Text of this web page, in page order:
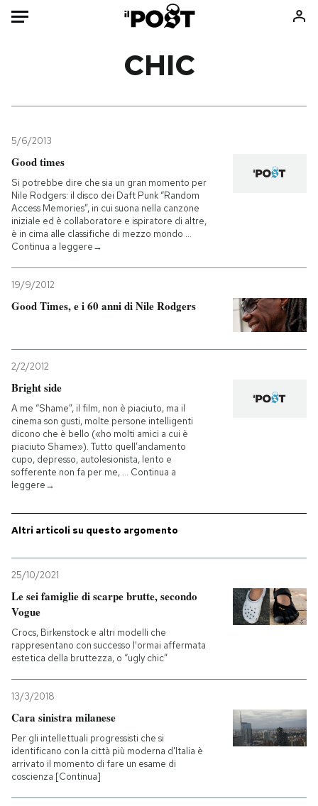
Mondo
Politica
Tecnologia
Internet
Scienza
Cultura
Sport
Storie/Idee
Ok Boomer!
Media
PODCAST
NEWSLETTER
I MIEI PREFERITI
SHOP
CALENDARIO
AREA PERSONALE
CHIC
5/6/2013
Good times
Si potrebbe dire che sia un gran momento per
Nile Rodgers: il disco dei Daft Punk “Random
Access Memories”, in cui suona nella canzone
iniziale ed è collaboratore e ispiratore di altre,
è in cima alle classifiche di mezzo mondo …
Continua a leggere→
19/9/2012
Good Times, e i 60 anni di Nile Rodgers
2/2/2012
Bright side
A me “Shame”, il film, non è piaciuto, ma il
cinema son gusti, molte persone intelligenti
dicono che è bello («ho molti amici a cui è
piaciuto Shame»). Tutto quell’andamento
cupo, depresso, autolesionista, lento e
sofferente non fa per me, … Continua a
leggere→
Altri articoli su questo argomento
25/10/2021
Le sei famiglie di scarpe brutte, secondo
Vogue
Crocs, Birkenstock e altri modelli che
rappresentano con successo l'ormai affermata
estetica della bruttezza, o “ugly chic”
13/3/2018
Cara sinistra milanese
Per gli intellettuali progressisti che si
identificano con la città più moderna d'Italia è
arrivato il momento di fare un esame di
coscienza [Continua]